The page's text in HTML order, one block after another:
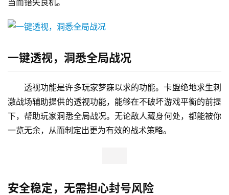
一键透视，洞悉全局战况
透视功能是许多玩家梦寐以求的功能。卡盟绝地求生刺
激战场辅助提供的透视功能，能够在不破坏游戏平衡的前提
下，帮助玩家洞悉全局战况。无论敌人藏身何处，都能被你
一览无余，从而制定出更为有效的战术策略。
安全稳定，无需担心封号风险